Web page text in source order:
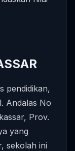
pendidikan,
Andalas No
Prov.
yang
sekolah ini